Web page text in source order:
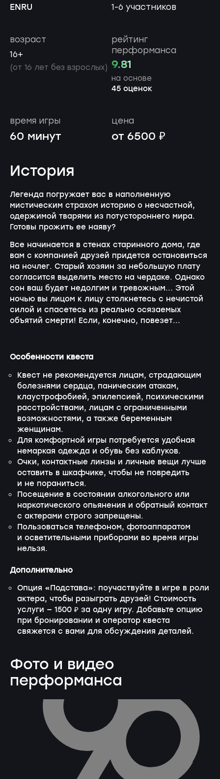
1-6 участников
ENRU
возраст
16+
(от 16 лет без взрослых)
рейтинг
перформанса
9.81
на основе
45 оценок
время игры
60 минут
цена
от 6500 ₽
История
Легенда погружает вас в наполненную
мистическим страхом историю о несчастной,
одержимой тварями из потустороннего мира.
Готовы прожить ее наяву?
Все начинается в стенах старинного дома, где
вам с компанией друзей придется остановиться
на ночлег. Старый хозяин за небольшую плату
согласится выделить место на чердаке. Однако
сон ваш будет недолгим и тревожным... Этой
ночью вы лицом к лицу столкнетесь с нечистой
силой и спасетесь из реально осязаемых
объятий смерти! Если, конечно, повезет...
Особенности квеста
Квест не рекомендуется лицам, страдающим
болезнями сердца, паническим атакам,
клаустрофобией, эпилепсией, психическими
расстройствами, лицам с ограниченными
возможностями, а также беременным
женщинам.
Для комфортной игры потребуется удобная
немаркая одежда и обувь без каблуков.
Очки, контактные линзы и личные вещи лучше
оставить в шкафчике, чтобы не повредить
и не пораниться.
Посещение в состоянии алкогольного или
наркотического опьянения и обратный контакт
с актерами строго запрещены.
Пользоваться телефоном, фотоаппаратом
и осветительными приборами во время игры
нельзя.
Дополнительно
Опция «Подстава»: поучаствуйте в игре в роли
актера, чтобы разыграть друзей! Стоимость
услуги — 1500 ₽ за одну игру. Добавьте опцию
при бронировании и оператор квеста
свяжется с вами для обсуждения деталей.
Фото и видео
перформанса